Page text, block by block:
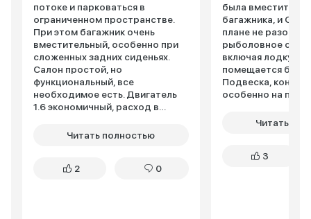
потоке и парковаться в
ограниченном пространстве.
При этом багажник очень
вместительный, особенно при
сложенных задних сиденьях.
Салон простой, но
функциональный, все
необходимое есть. Двигатель
1.6 экономичный, расход в
Подвеска настроена
время эксплуатации никаких
Читать полностью
2 0
была
багажника, и
плане не
рыболовное
включая лодку
помещается без
Подвеска,
особенно на
вполне
приходилось
Читать
3